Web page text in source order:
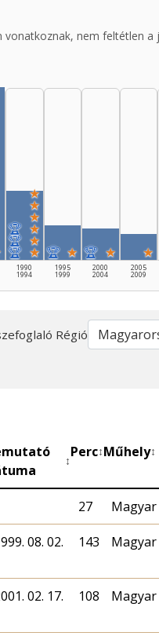
nem feltétlen a
🏆
🏆
🏆
★
★
★
★
★
★
1990
1994
🏆 ★
1995
1999
🏆 ★
2000
2004
★
2005
2009
Régió
↕
Perc↕Műhely↕
27 Magyar
08. 02. 143 Magyar
02. 17. 108 Magyar